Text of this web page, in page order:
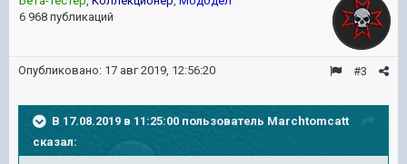
6 968 публикаций
#3
Опубликовано: 17 авг 2019, 12:56:20
В 17.08.2019 в 11:25:00 пользователь Marchtomcatt
сказал: